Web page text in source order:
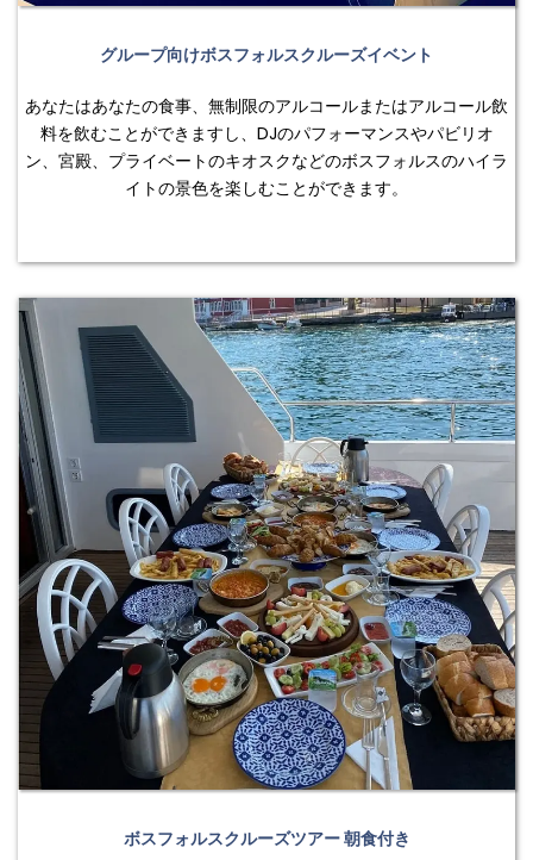
グループ向けボスフォルスクルーズイベント
あなたはあなたの食事、無制限のアルコールまたはアルコール飲
料を飲むことができますし、DJのパフォーマンスやパビリオ
ン、宮殿、プライベートのキオスクなどのボスフォルスのハイラ
イトの景色を楽しむことができます。
ボスフォルスクルーズツアー 朝食付き